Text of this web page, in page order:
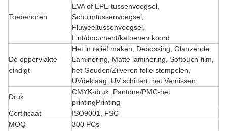
Toebehoren
EVA of EPE-tussenvoegsel,
Schuimtussenvoegsel,
Fluweeltussenvoegsel,
Lint/document/katoenen koord
De oppervlakte
eindigt
Het in reliëf maken, Debossing, Glanzende
Laminering, Matte laminering, Softouch-film,
het Gouden/Zilveren folie stempelen,
UVdeklaag, UV schittert, het Vernissen
Druk
CMYK-druk, Pantone/PMC-het
printingPrinting
Certificaat
ISO9001, FSC
MOQ
300 PCs